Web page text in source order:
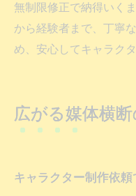
無制限修正で納得いく
から経験者まで、丁寧
め、安心してキャラク
広がる媒体横
キャラクター制作依